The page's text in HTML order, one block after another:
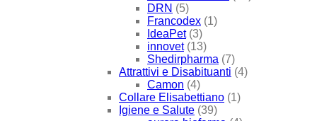
DRN (5)
Francodex (1)
IdeaPet (3)
innovet (13)
Shedirpharma (7)
Attrattivi e Disabituanti (4)
Camon (4)
Collare Elisabettiano (1)
Igiene e Salute (39)